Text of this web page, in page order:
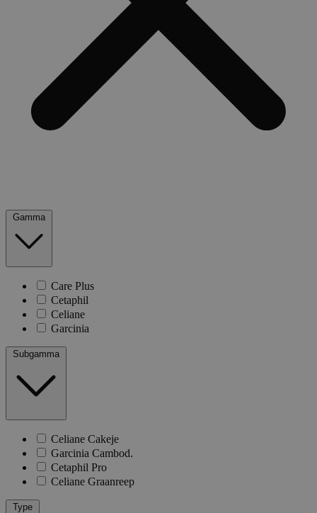
Gamma
Care Plus
Cetaphil
Celiane
Garcinia
Subgamma
Celiane Cakeje
Garcinia Cambod.
Cetaphil Pro
Celiane Graanreep
Type